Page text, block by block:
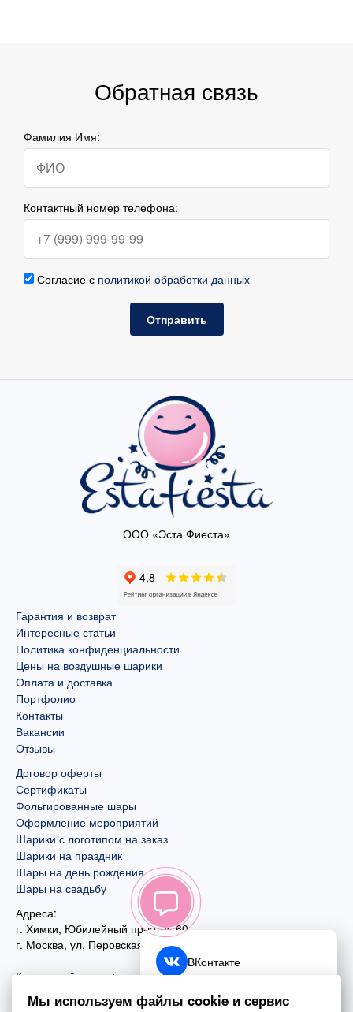
Обратная связь
Фамилия Имя:
Контактный номер телефона:
Согласие с политикой обработки данных
Отправить
ООО «Эста Фиеста»
Гарантия и возврат
Интересные статьи
Политика конфиденциальности
Цены на воздушные шарики
Оплата и доставка
Портфолио
Контакты
Вакансии
Отзывы
Договор оферты
Сертификаты
Фольгированные шары
Оформление мероприятий
Шарики с логотипом на заказ
Шарики на праздник
Шары на день рождения
Шары на свадьбу
Адреса:
г. Химки, Юбилейный пр-кт, д. 60
г. Москва, ул. Перовская, д. 59
Контактный номер:
+7 (495) 970-44-75
ВКонтакте
Telegram
Мы используем файлы cookie и сервис